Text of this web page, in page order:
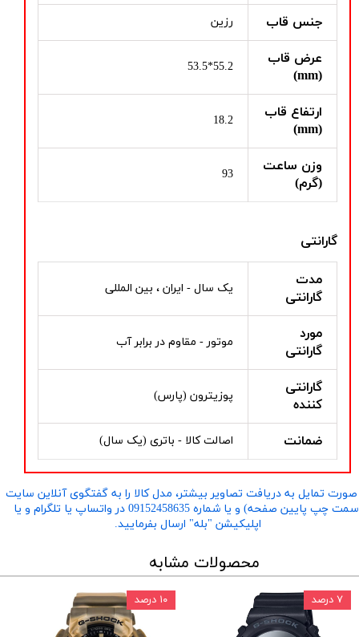
جنس قاب رزین
عرض قاب
(mm)
55.2*53.5
ارتفاع قاب
(mm)
18.2
وزن ساعت
(گرم)
93
گارانتی
مدت
گارانتی
یک سال - ایران ، بین المللی
مورد
گارانتی
موتور - مقاوم در برابر آب
گارانتی
کننده
پوزیترون (پارس)
ضمانت اصالت کالا - باتری (یک سال)
تمایل به دریافت تصاویر بیشتر، مدل کالا را به گفتگوی آنلاین سایت
​​​​​​​(سمت چپ پایین صفحه) و یا شماره 09152458635 در واتساپ یا تلگرام و یا
اپلیکیشن "بله" ارسال بفرمایید.
محصولات مشابه
۷ درصد ۱۰ درصد